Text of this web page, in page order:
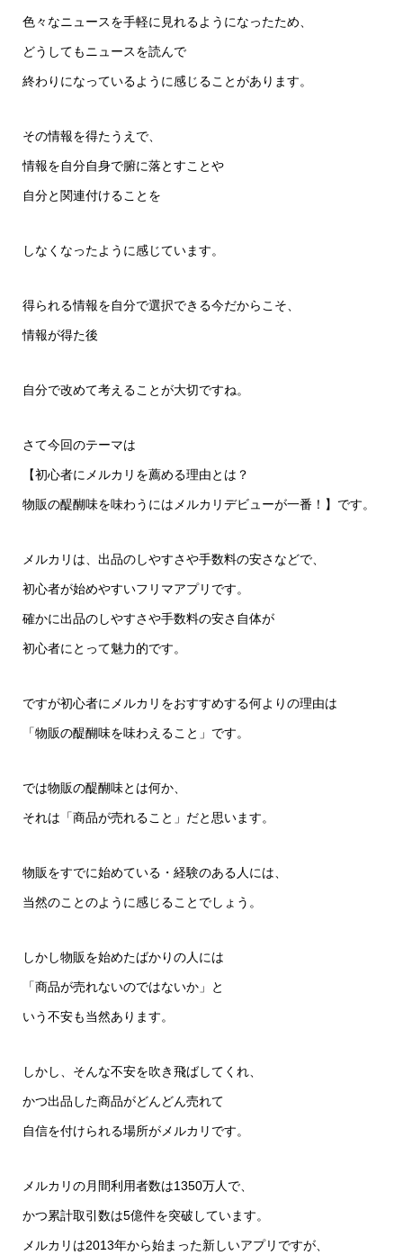
色々なニュースを手軽に見れるようになったため、
どうしてもニュースを読んで
終わりになっているように感じることがあります。
その情報を得たうえで、
情報を自分自身で腑に落とすことや
自分と関連付けることを
しなくなったように感じています。
得られる情報を自分で選択できる今だからこそ、
情報が得た後
自分で改めて考えることが大切ですね。
さて今回のテーマは
【初心者にメルカリを薦める理由とは？
物販の醍醐味を味わうにはメルカリデビューが一番！】です。
メルカリは、出品のしやすさや手数料の安さなどで、
初心者が始めやすいフリマアプリです。
確かに出品のしやすさや手数料の安さ自体が
初心者にとって魅力的です。
ですが初心者にメルカリをおすすめする何よりの理由は
「物販の醍醐味を味わえること」です。
では物販の醍醐味とは何か、
それは「商品が売れること」だと思います。
物販をすでに始めている・経験のある人には、
当然のことのように感じることでしょう。
しかし物販を始めたばかりの人には
「商品が売れないのではないか」と
いう不安も当然あります。
しかし、そんな不安を吹き飛ばしてくれ、
かつ出品した商品がどんどん売れて
自信を付けられる場所がメルカリです。
メルカリの月間利用者数は1350万人で、
かつ累計取引数は5億件を突破しています。
メルカリは2013年から始まった新しいアプリですが、